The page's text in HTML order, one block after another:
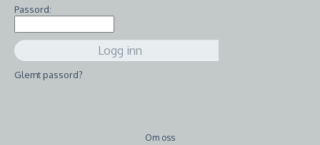
Passord:
Glemt passord?
Om oss